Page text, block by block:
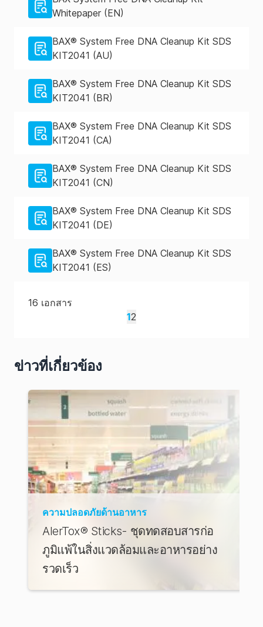
Whitepaper (EN)
BAX® System Free DNA Cleanup Kit SDS
KIT2041 (AU)
BAX® System Free DNA Cleanup Kit SDS
KIT2041 (BR)
BAX® System Free DNA Cleanup Kit SDS
KIT2041 (CA)
BAX® System Free DNA Cleanup Kit SDS
KIT2041 (CN)
BAX® System Free DNA Cleanup Kit SDS
KIT2041 (DE)
BAX® System Free DNA Cleanup Kit SDS
KIT2041 (ES)
16 เอกสาร
12
ข่าวที่เกี่ยวข้อง
ความปลอดภัยด้านอาหาร
AlerTox® Sticks- ชุดทดสอบสารก่อ
ภูมิแพ้ในสิ่งแวดล้อมและอาหารอย่าง
รวดเร็ว